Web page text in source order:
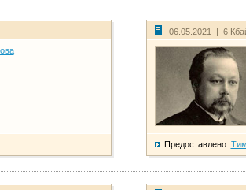
06.05.2021 | 6
Предоставлено: